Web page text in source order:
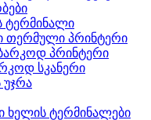
ტერმინალი
თერმული პრინტერი
პრინტერი
სკანერი
ხელის ტერმინალები